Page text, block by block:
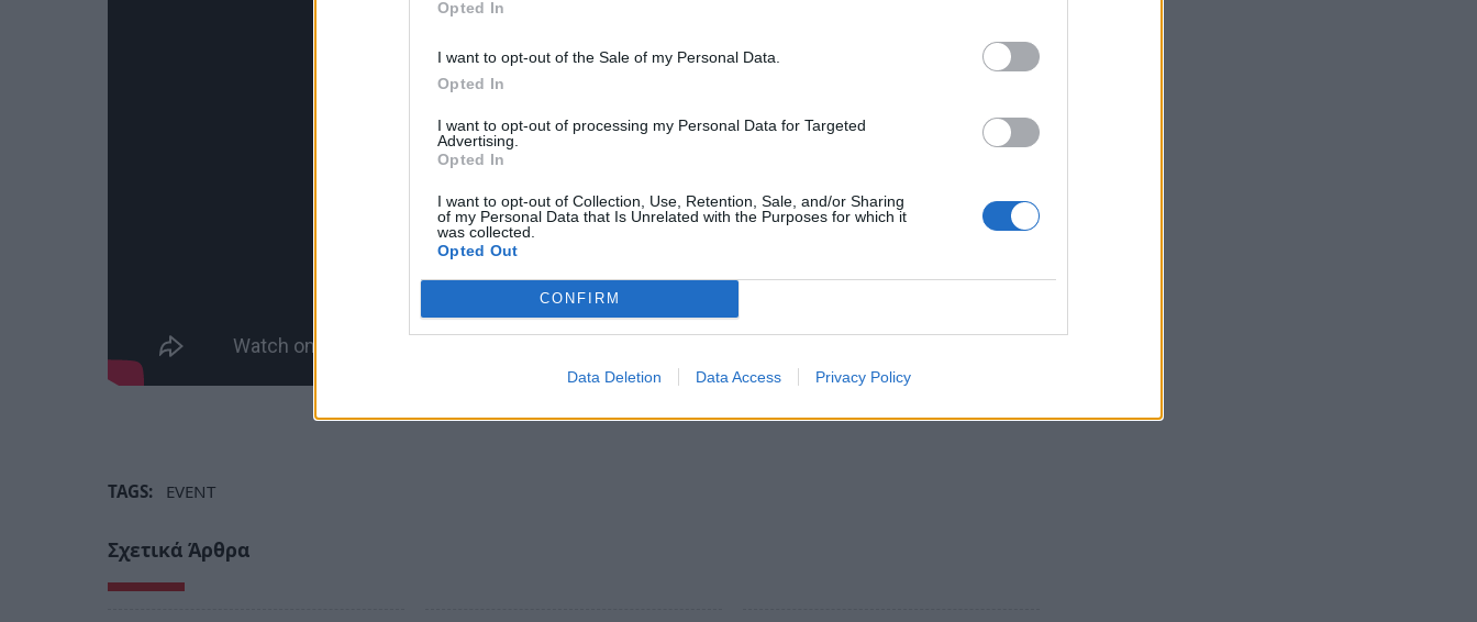
Opted In
I want to opt-out of the Sale of my Personal Data.
Opted In
I want to opt-out of processing my Personal Data for Targeted
Advertising.
Opted In
I want to opt-out of Collection, Use, Retention, Sale, and/or Sharing
of my Personal Data that Is Unrelated with the Purposes for which it
was collected.
Opted Out
CONFIRM
Data Deletion Data Access Privacy Policy
TAGS: EVENT
Σχετικά Άρθρα